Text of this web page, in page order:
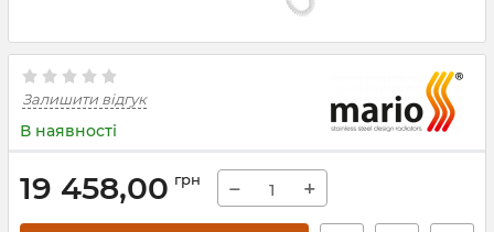
Залишити відгук
В наявності
19 458,00 грн − +